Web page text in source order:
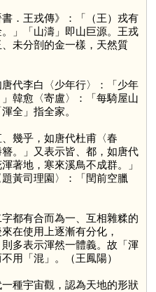
．王戎傳》：「（王）戎有
」「山濤」即山巨源。王戎
未分剖的金一樣，天然質
代李白〈少年行〉：「少年
韓愈〈寄盧〉：「每騎屋山
全」指全家。
幾乎，如唐代杜甫〈春
。」又表示皆、都，如唐代
著地，寒來溪鳥不成群。」
黃司理園〉：「閏前空臘
都有合而為一、互相雜糅的
在使用上逐漸有分化，
多表示渾然一體義。故「渾
用「混」。（王鳳陽）
種宇宙觀，認為天地的形狀